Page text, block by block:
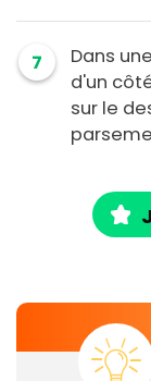
7
Dans
d'un
sur le